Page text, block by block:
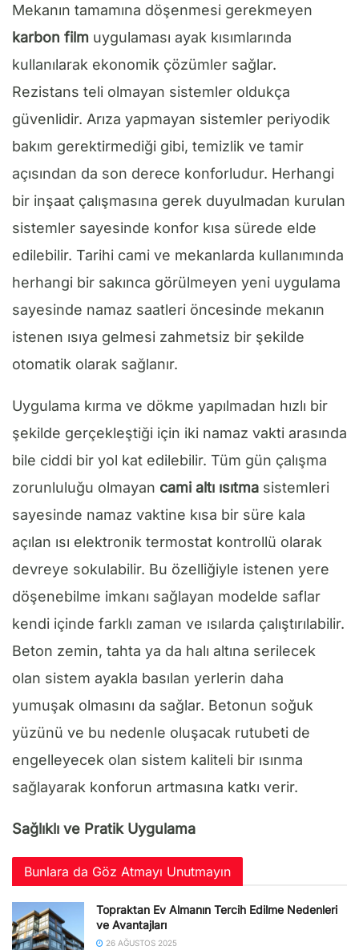
Mekanın tamamına döşenmesi gerekmeyen
karbon film uygulaması ayak kısımlarında
kullanılarak ekonomik çözümler sağlar.
Rezistans teli olmayan sistemler oldukça
güvenlidir. Arıza yapmayan sistemler periyodik
bakım gerektirmediği gibi, temizlik ve tamir
açısından da son derece konforludur. Herhangi
bir inşaat çalışmasına gerek duyulmadan kurulan
sistemler sayesinde konfor kısa sürede elde
edilebilir. Tarihi cami ve mekanlarda kullanımında
herhangi bir sakınca görülmeyen yeni uygulama
sayesinde namaz saatleri öncesinde mekanın
istenen ısıya gelmesi zahmetsiz bir şekilde
otomatik olarak sağlanır.
Uygulama kırma ve dökme yapılmadan hızlı bir
şekilde gerçekleştiği için iki namaz vakti arasında
bile ciddi bir yol kat edilebilir. Tüm gün çalışma
zorunluluğu olmayan cami altı ısıtma sistemleri
sayesinde namaz vaktine kısa bir süre kala
açılan ısı elektronik termostat kontrollü olarak
devreye sokulabilir. Bu özelliğiyle istenen yere
döşenebilme imkanı sağlayan modelde saflar
kendi içinde farklı zaman ve ısılarda çalıştırılabilir.
Beton zemin, tahta ya da halı altına serilecek
olan sistem ayakla basılan yerlerin daha
yumuşak olmasını da sağlar. Betonun soğuk
yüzünü ve bu nedenle oluşacak rutubeti de
engelleyecek olan sistem kaliteli bir ısınma
sağlayarak konforun artmasına katkı verir.
Sağlıklı ve Pratik Uygulama
Bunlara da Göz Atmayı Unutmayın
Topraktan Ev Almanın Tercih Edilme Nedenleri
ve Avantajları
26 AĞUSTOS 2025